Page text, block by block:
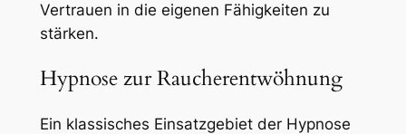
Vertrauen in die eigenen Fähigkeiten zu
stärken.
Hypnose zur Raucherentwöhnung
Ein klassisches Einsatzgebiet der Hypnose